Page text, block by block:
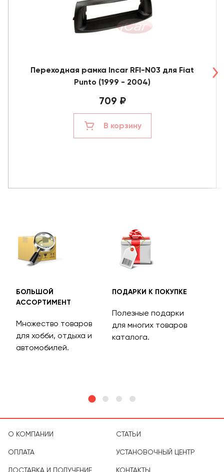
Переходная рамка Incar RFI-N03 для Fiat
Punto (1999 - 2004)
709 ₽
В корзину
БОЛЬШОЙ
АССОРТИМЕНТ
Множество товаров
для хобби, отдыха и
автомобилей.
ПОДАРКИ К ПОКУПКЕ
Полезные подарки
для многих товаров
каталога.
О КОМПАНИИ
ОПЛАТА
ДОСТАВКА И ПОЛУЧЕНИЕ
СТАТЬИ
УСТАНОВОЧНЫЙ ЦЕНТР
КОНТАКТЫ